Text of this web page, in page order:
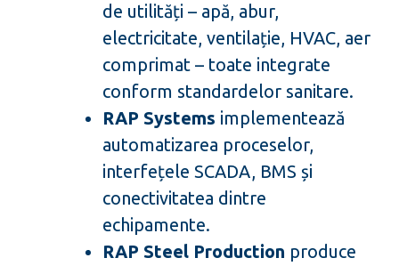
de utilități – apă, abur,
electricitate, ventilație, HVAC, aer
comprimat – toate integrate
conform standardelor sanitare.
RAP Systems implementează
automatizarea proceselor,
interfețele SCADA, BMS și
conectivitatea dintre
echipamente.
RAP Steel Production produce